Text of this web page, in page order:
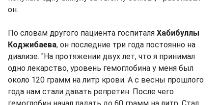
он.
По словам другого пациента госпиталя Хабибуллы
Коджибаева, он последние три года постоянно на
диализе. "На протяжении двух лет, что я принимал
одно лекарство, уровень гемоглобина у меня был
около 120 грамм на литр крови. А с весны прошлого
года нам стали давать репретин. После чего